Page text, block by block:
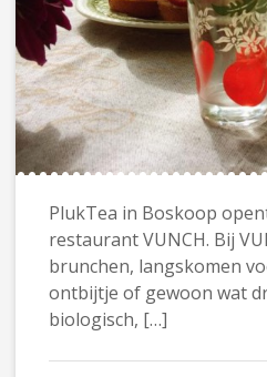
PlukTea in Boskoop
restaurant VUNCH. Bij
brunchen, langskomen
ontbijtje of gewoon wat
biologisch, […]